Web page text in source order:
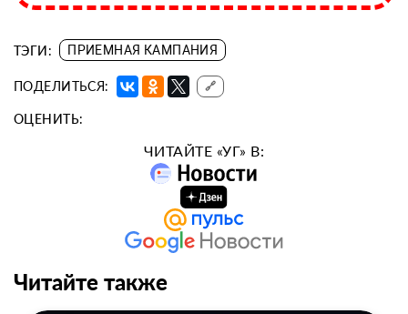
ТЭГИ: ПРИЕМНАЯ КАМПАНИЯ
ПОДЕЛИТЬСЯ: 🔗
ОЦЕНИТЬ:
ЧИТАЙТЕ «УГ» В:
Читайте также